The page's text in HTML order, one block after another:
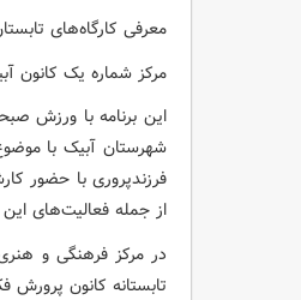
معرفی کارگاه‌های
مرکز شماره یک کانون
این برنامه با ورزش
شهرستان آبیک با
فرزندپروری با حضور
از جمله فعالیت‌های این
در مرکز فرهنگی و
تابستانه کانون پرورش فکری کودکان و